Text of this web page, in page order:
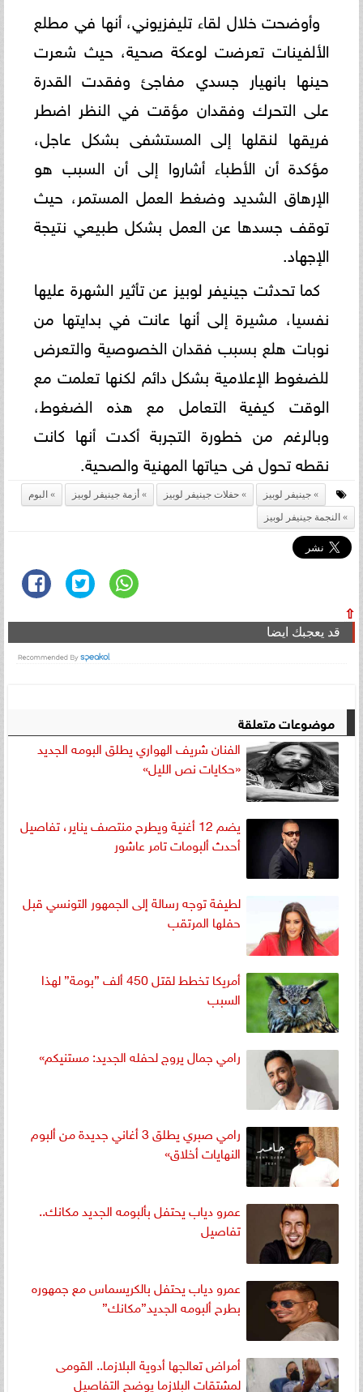
وأوضحت خلال لقاء تليفزيوني، أنها في مطلع
الألفينات تعرضت لوعكة صحية، حيث شعرت
حينها بانهيار جسدي مفاجئ وفقدت القدرة
على التحرك وفقدان مؤقت في النظر اضطر
فريقها لنقلها إلى المستشفى بشكل عاجل،
مؤكدة أن الأطباء أشاروا إلى أن السبب هو
الإرهاق الشديد وضغط العمل المستمر، حيث
توقف جسدها عن العمل بشكل طبيعي نتيجة
الإجهاد.
كما تحدثت جينيفر لوبيز عن تأثير الشهرة عليها
نفسيا، مشيرة إلى أنها عانت في بدايتها من
نوبات هلع بسبب فقدان الخصوصية والتعرض
للضغوط الإعلامية بشكل دائم لكنها تعلمت مع
الوقت كيفية التعامل مع هذه الضغوط،
وبالرغم من خطورة التجربة أكدت أنها كانت
نقطه تحول فى حياتها المهنية والصحية.
جينيفر لوبيز حفلات جينيفر لوبيز أزمة جينيفر لوبيز
البوم
النجمة جينيفر لوبيز
⇧
قد يعجبك ايضا
موضوعات متعلقة
الفنان شريف الهواري يطلق البومه الجديد
«حكايات نص الليل»
يضم 12 أغنية ويطرح منتصف يناير، تفاصيل
أحدث ألبومات تامر عاشور
لطيفة توجه رسالة إلى الجمهور التونسي قبل
حفلها المرتقب
أمريكا تخطط لقتل 450 ألف ”بومة” لهذا
السبب
رامي جمال يروج لحفله الجديد: مستنيكم»
رامي صبري يطلق 3 أغاني جديدة من ألبوم
النهايات أخلاق»
عمرو دياب يحتفل بألبومه الجديد مكانك..
تفاصيل
عمرو دياب يحتفل بالكريسماس مع جمهوره
بطرح ألبومه الجديد”مكانك”
أمراض تعالجها أدوية البلازما.. القومى
لمشتقات البلازما يوضح التفاصيل